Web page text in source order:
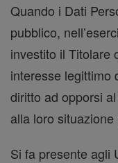
Quando i Dati
pubblico,
investito il Titolare
interesse legittimo
diritto ad opporsi
alla loro
Si fa presente agli